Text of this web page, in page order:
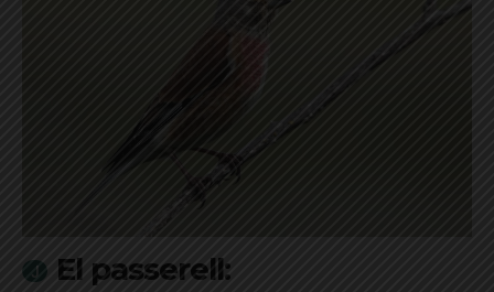
El passerell: